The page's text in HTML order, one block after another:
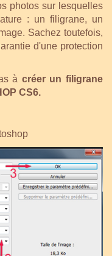
photos sur lesquelles
: un filigrane, un
Sachez toutefois,
d'une protection
à créer un filigrane
CS6.